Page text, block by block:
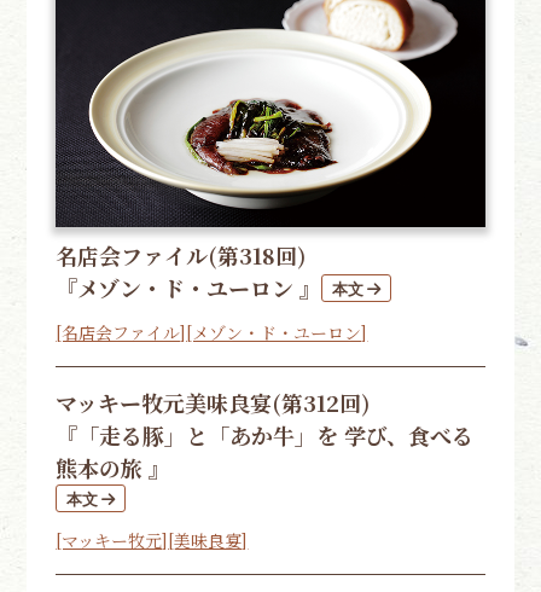
名店会ファイル(第318回)
『メゾン・ド・ユーロン 』
[名店会ファイル][メゾン・ド・ユーロン]
マッキー牧元美味良宴(第312回)
『「走る豚」と「あか牛」を 学び、食べる
熊本の旅 』
[マッキー牧元][美味良宴]